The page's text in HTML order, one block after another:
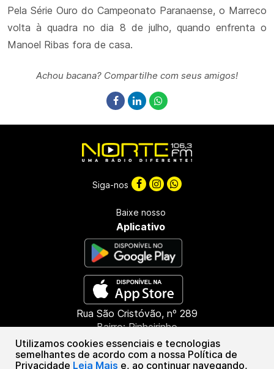
Pela Série Ouro do Campeonato Paranaense, o Marreco
volta à quadra no dia 8 de julho, quando enfrenta o
Manoel Ribas fora de casa.
Achou bacana? Compartilhe com seus amigos!
Utilizamos cookies essenciais e tecnologias
semelhantes de acordo com a nossa Política de
Privacidade Leia Mais e, ao continuar navegando,
Rua São Cristóvão, nº 289
Bairro: Pinheirinho
CEP: 85603-660
Francisco Beltrão - PR
Siga-nos
Baixe nosso
Aplicativo